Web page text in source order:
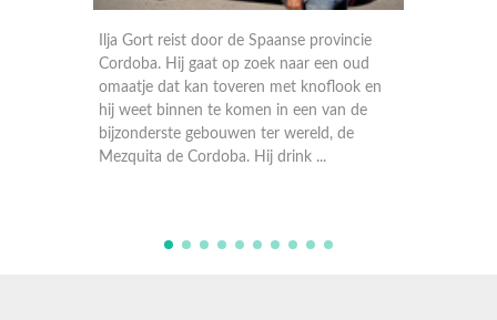
Ilja Gort reist door de Spaanse provincie
Tierra de Campos. Hij drinkt wijn bij een
boer met een groen toverstokje. en
verbrandt lelijk zijn mond als hij probeert
gloeiend hete broodsoep te drinken. Hij